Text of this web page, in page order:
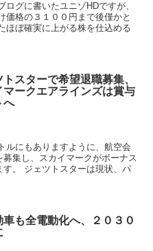
グに書いたユニゾHDですが、
価格の３１００円まで後僅かと
ほぼ確実に上がる株を仕込める
トスターで希望退職募集、
マークエアラインズは賞与
へ
ルにもありますように、航空会
集し、スカイマークがボーナス
。 ジェツトスターは現状、パ
車も全電動化へ、２０３０